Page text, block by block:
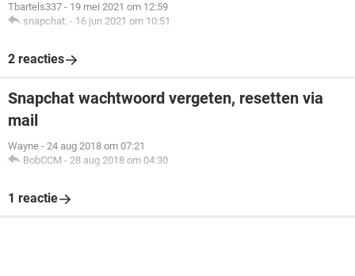
Tbartels337 - 19 mei 2021 om 12:59
snapchat. - 16 jun 2021 om 10:51
2 reacties
Snapchat wachtwoord vergeten, resetten via
mail
Wayne - 24 aug 2018 om 07:21
BobCCM - 28 aug 2018 om 04:30
1 reactie